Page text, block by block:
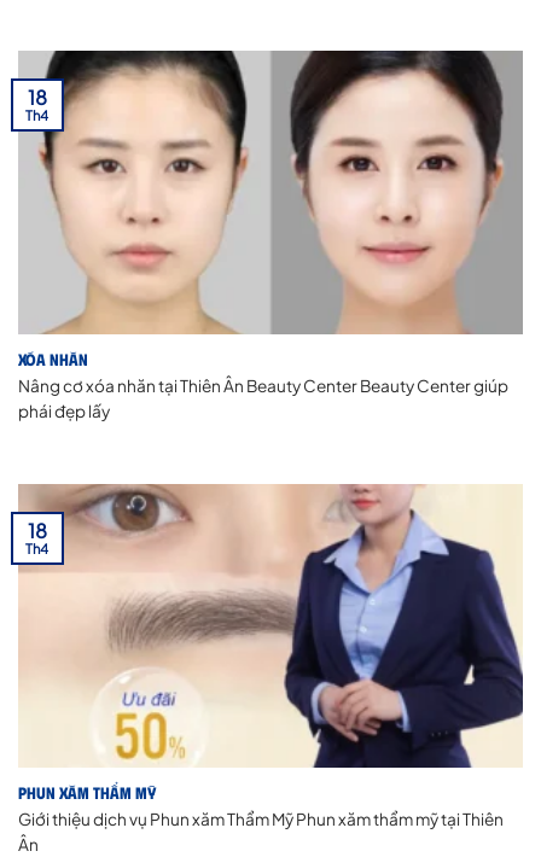
Xóa Nhăn
Nâng cơ xóa nhăn tại Thiên Ân Beauty Center Beauty Center giúp
phái đẹp lấy
18
Th4
Phun xăm thẩm mỹ
Giới thiệu dịch vụ Phun xăm Thẩm Mỹ Phun xăm thẩm mỹ tại Thiên
Ân
18
Th4